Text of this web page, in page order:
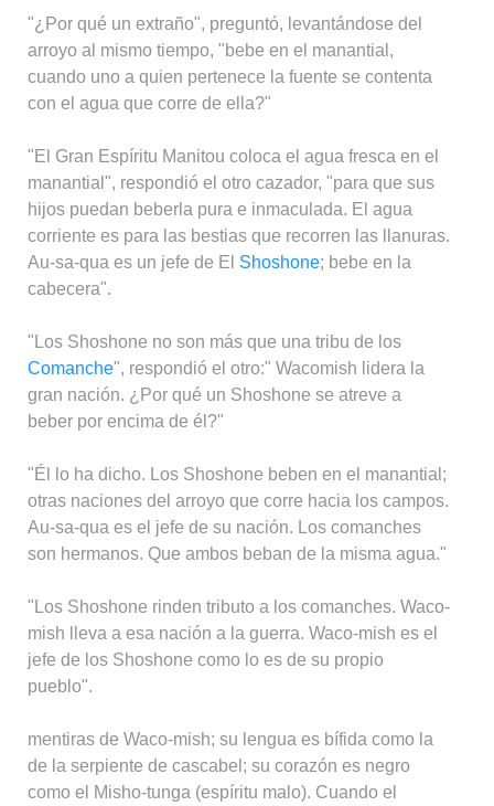
"¿Por qué un extraño", preguntó, levantándose del
arroyo al mismo tiempo, "bebe en el manantial,
cuando uno a quien pertenece la fuente se contenta
con el agua que corre de ella?"
"El Gran Espíritu Manitou coloca el agua fresca en el
manantial", respondió el otro cazador, "para que sus
hijos puedan beberla pura e inmaculada. El agua
corriente es para las bestias que recorren las llanuras.
Au-sa-qua es un jefe de El Shoshone; bebe en la
cabecera".
"Los Shoshone no son más que una tribu de los
Comanche", respondió el otro:" Wacomish lidera la
gran nación. ¿Por qué un Shoshone se atreve a
beber por encima de él?"
"Él lo ha dicho. Los Shoshone beben en el manantial;
otras naciones del arroyo que corre hacia los campos.
Au-sa-qua es el jefe de su nación. Los comanches
son hermanos. Que ambos beban de la misma agua."
"Los Shoshone rinden tributo a los comanches. Waco-
mish lleva a esa nación a la guerra. Waco-mish es el
jefe de los Shoshone como lo es de su propio
pueblo".
mentiras de Waco-mish; su lengua es bífida como la
de la serpiente de cascabel; su corazón es negro
como el Misho-tunga (espíritu malo). Cuando el